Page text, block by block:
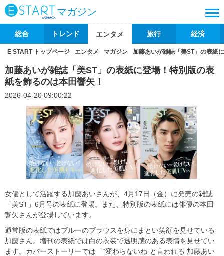
マガジン
総合 トレンド エンタメ 旅行 経済
E START トップページ エンタメ マガジン 加藤あいが雑誌「美ST」の表紙
加藤あいが雑誌「美ST」の表紙に登場！特別版の表
紙を飾るのは本田響矢！
2026-04-20 09:00:22
女優として活躍する加藤あいさんが、4月17日（金）に発売の雑誌
「美ST」6月号の表紙に登場。また、特別版の表紙には俳優の本田
響矢さんが登場しています。
通常版の表紙ではブルーのブラウスを身にまとい笑顔を見せている
加藤さん。増刊の表紙では白の衣装で透明感のある表情を見せてい
ます。カバーストーリーでは「“変わらないね”と言われる 加藤あい